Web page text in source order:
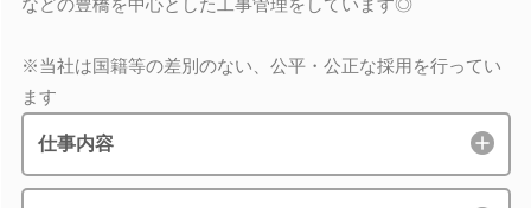
などの豊橋を中心とした工事管理をしています◎
※当社は国籍等の差別のない、公平・公正な採用を行ってい
ます
仕事内容